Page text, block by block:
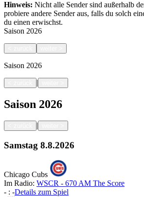
Hinweis: Nicht alle Sender sind außerhalb
probiere andere Sender aus, falls du solch
du einen erwischst.
Saison 2026
Saison 2026
|
Saison 2026
|
Samstag 8.8.2026
Chicago Cubs
Im Radio: WSCR - 670 AM The Score
- : -Details zum Spiel